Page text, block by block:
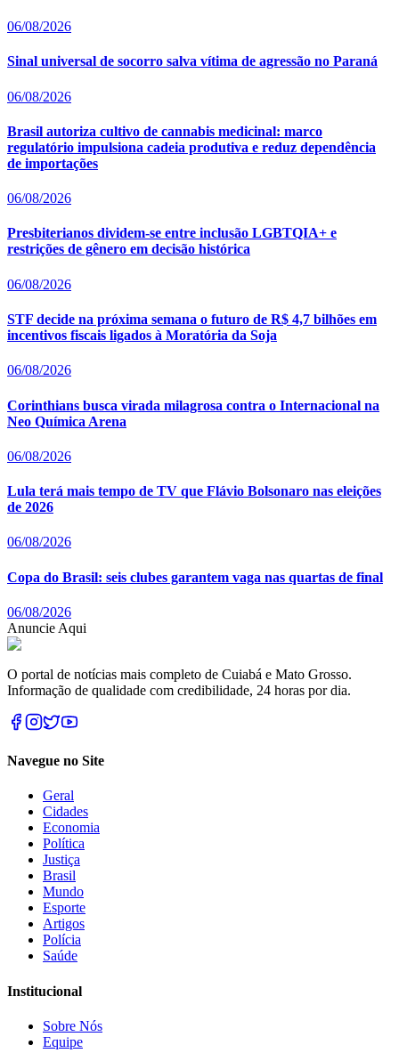
06/08/2026
Sinal universal de socorro salva vítima de agressão no Paraná
06/08/2026
Brasil autoriza cultivo de cannabis medicinal: marco
regulatório impulsiona cadeia produtiva e reduz dependência
de importações
06/08/2026
Presbiterianos dividem-se entre inclusão LGBTQIA+ e
restrições de gênero em decisão histórica
06/08/2026
STF decide na próxima semana o futuro de R$ 4,7 bilhões em
incentivos fiscais ligados à Moratória da Soja
06/08/2026
Corinthians busca virada milagrosa contra o Internacional na
Neo Química Arena
06/08/2026
Lula terá mais tempo de TV que Flávio Bolsonaro nas eleições
de 2026
06/08/2026
Copa do Brasil: seis clubes garantem vaga nas quartas de final
06/08/2026
Anuncie Aqui
O portal de notícias mais completo de Cuiabá e Mato Grosso.
Informação de qualidade com credibilidade, 24 horas por dia.
Navegue no Site
Geral
Cidades
Economia
Política
Justiça
Brasil
Mundo
Esporte
Artigos
Polícia
Saúde
Institucional
Sobre Nós
Equipe